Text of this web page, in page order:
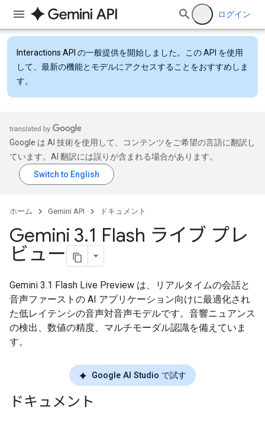
ログイン
Interactions API の一般提供を開始しました。この API を使用
して、最新の機能とモデルにアクセスすることをおすすめしま
す。
Google は AI 技術を使用して、コンテンツをご希望の言語に翻訳し
ています。AI 翻訳には誤りが含まれる場合があります。
ホーム Gemini API ドキュメント
Gemini 3.1 Flash ライブ プレ
ビュー
Gemini 3.1 Flash Live Preview は、リアルタイムの会話と
音声ファーストの AI アプリケーション向けに最適化され
た低レイテンシの音声対音声モデルです。音響ニュアンス
の検出、数値の精度、マルチモーダル認識を備えていま
す。
Google AI Studio で試す
ドキュメント